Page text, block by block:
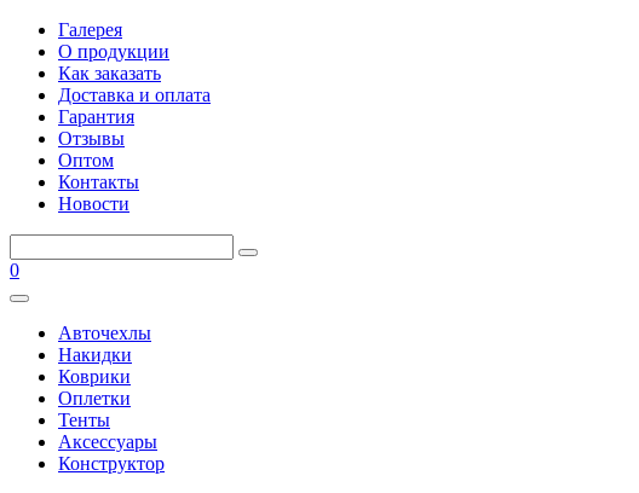
Галерея
О продукции
Как заказать
Доставка и оплата
Гарантия
Отзывы
Оптом
Контакты
Новости
0
Авточехлы
Накидки
Коврики
Оплетки
Тенты
Аксессуары
Конструктор